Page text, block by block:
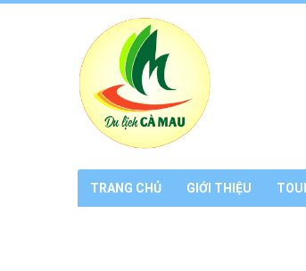
TRANG CHỦ GIỚI THIỆU